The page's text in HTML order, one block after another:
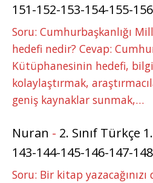
151-152-153-154-155-
Soru: Cumhurbaşkanlığı
hedefi nedir? Cevap:
Kütüphanesinin hedefi,
kolaylaştırmak,
geniş kaynaklar sunmak,…
Nuran - 2. Sınıf Türkçe
143-144-145-146-147-
Soru: Bir kitap